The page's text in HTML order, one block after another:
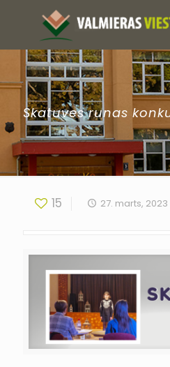
Skatuves runas
15 27. marts, 2023